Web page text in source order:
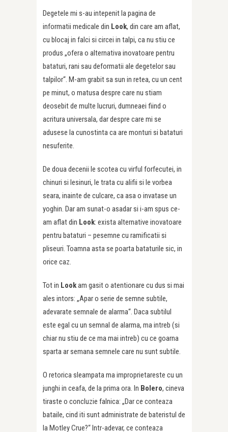
Degetele mi s-au intepenit la pagina de
informatii medicale din Look, din care am aflat,
cu blocaj in falci si circei in talpi, ca nu stiu ce
produs „ofera o alternativa inovatoare pentru
bataturi, rani sau deformatii ale degetelor sau
talpilor“. M-am grabit sa sun in retea, cu un cent
pe minut, o matusa despre care nu stiam
deosebit de multe lucruri, dumneaei fiind o
acritura universala, dar despre care mi se
adusese la cunostinta ca are monturi si bataturi
nesuferite.
De doua decenii le scotea cu virful forfecutei, in
chinuri si lesinuri, le trata cu alifii si le vorbea
seara, inainte de culcare, ca asa o invatase un
yoghin. Dar am sunat-o asadar si i-am spus ce-
am aflat din Look: exista alternative inovatoare
pentru bataturi – pesemne cu ramificatii si
pliseuri. Toamna asta se poarta bataturile sic, in
orice caz.
Tot in Lookam gasit o atentionare cu dus si mai
ales intors: „Apar o serie de semne subtile,
adevarate semnale de alarma“. Daca subtilul
este egal cu un semnal de alarma, ma intreb (si
chiar nu stiu de ce ma mai intreb) cu ce goarna
sparta ar semana semnele care nu sunt subtile.
O retorica sleampata ma improprietareste cu un
junghi in ceafa, de la prima ora. In Bolero, cineva
tiraste o concluzie falnica: „Dar ce conteaza
bataile, cind iti sunt administrate de bateristul de
la Motley Crue?“ Intr-adevar, ce conteaza